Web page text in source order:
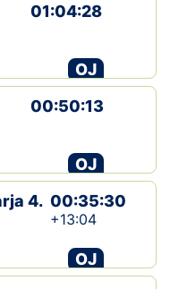
01:04:28
OJ
00:50:13
OJ
4. 00:35:30
+13:04
OJ